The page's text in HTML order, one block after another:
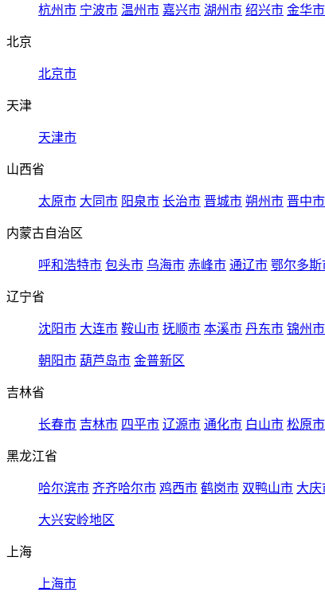
杭州市 宁波市 温州市 嘉兴市 湖州市 绍兴市 金华市
北京
北京市
天津
天津市
山西省
太原市 大同市 阳泉市 长治市 晋城市 朔州市 晋中市
内蒙古自治区
呼和浩特市 包头市 乌海市 赤峰市 通辽市 鄂尔多斯
辽宁省
沈阳市 大连市 鞍山市 抚顺市 本溪市 丹东市 锦州市
朝阳市 葫芦岛市 金普新区
吉林省
长春市 吉林市 四平市 辽源市 通化市 白山市 松原市
黑龙江省
哈尔滨市 齐齐哈尔市 鸡西市 鹤岗市 双鸭山市 大庆
大兴安岭地区
上海
上海市